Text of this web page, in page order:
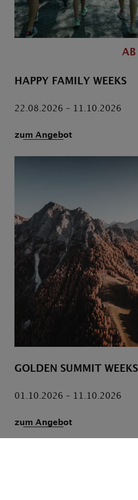
HAPPY FAMILY WEEKS
22.08.2026 - 11.10.2026
zum Angebot
GOLDEN SUMMIT WEEKS
01.10.2026 - 11.10.2026
zum Angebot